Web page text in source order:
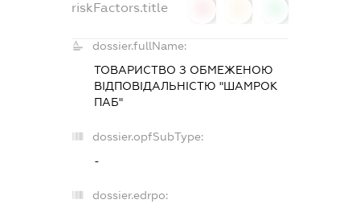
riskFactors.title
dossier.fullName:
ТОВАРИСТВО З ОБМЕЖЕНОЮ
ВІДПОВІДАЛЬНІСТЮ "ШАМРОК
ПАБ"
dossier.opfSubType:
-
dossier.edrpo: